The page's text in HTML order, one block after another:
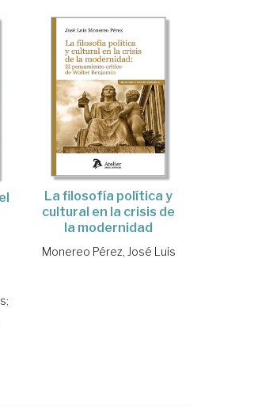
;
La filosofía política y
cultural en la crisis de
la modernidad
Monereo Pérez, José Luis